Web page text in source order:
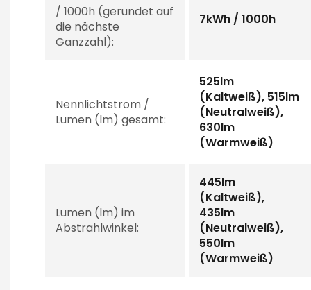
/ 1000h (gerundet auf
die nächste
Ganzzahl):
7kWh / 1000h
Nennlichtstrom /
Lumen (lm) gesamt:
525lm
(Kaltweiß), 515lm
(Neutralweiß),
630lm
(Warmweiß)
Lumen (lm) im
Abstrahlwinkel:
445lm
(Kaltweiß),
435lm
(Neutralweiß),
550lm
(Warmweiß)